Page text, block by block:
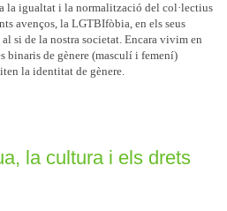
la igualtat i la normalització del col·lectius
avenços, la LGTBIfòbia, en els seus
al si de la nostra societat. Encara vivim en
binaris de gènere (masculí i femení)
la identitat de gènere.
la cultura i els drets